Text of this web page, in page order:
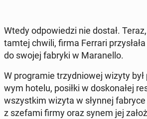
Wtedy od­po­wie­dzi nie dostał.
tamtej chwili, firma Ferrari
do swojej fabryki w Ma­ra­nel­lo.
W pro­gra­mie trzy­dnio­wej wizyty
wym hotelu, posiłki w do­sko­na­łej
wszyst­kim wizyta w słynnej
z szefami firmy oraz synem jej